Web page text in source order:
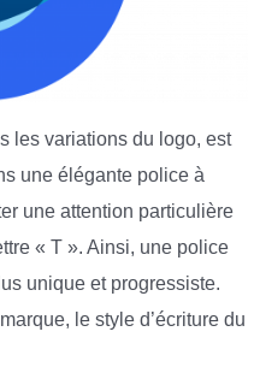
les variations du logo, est
une élégante police à
une attention particulière
« T ». Ainsi, une police
unique et progressiste.
le style d’écriture du